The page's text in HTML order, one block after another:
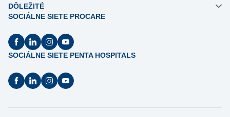
DÔLEŽITÉ
SOCIÁLNE SIETE PROCARE
SOCIÁLNE SIETE PENTA HOSPITALS